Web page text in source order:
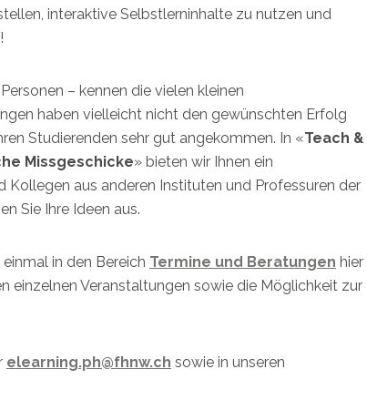
interaktive Selbstlerninhalte zu nutzen und
– kennen die vielen kleinen
haben vielleicht nicht den gewünschten Erfolg
Studierenden sehr gut angekommen. In «Teach &
Missgeschicke» bieten wir Ihnen ein
aus anderen Instituten und Professuren der
Sie Ihre Ideen aus.
in den Bereich Termine und Beratungen hier
einzelnen Veranstaltungen sowie die Möglichkeit zur
elearning.ph@fhnw.ch sowie in unseren